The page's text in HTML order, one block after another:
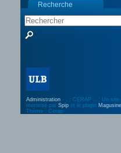
Recherche
Administration - . : CERAP :. : Un site
motorisé par Spip et le plugin Magusine
Thème : Cerap